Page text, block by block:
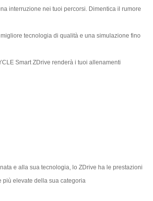
interruzione nei tuoi percorsi. Dimentica il rumore
tecnologia di qualità e una simulazione fino
Smart ZDrive renderà i tuoi allenamenti
e alla sua tecnologia, lo ZDrive ha le prestazioni
più elevate della sua categoria